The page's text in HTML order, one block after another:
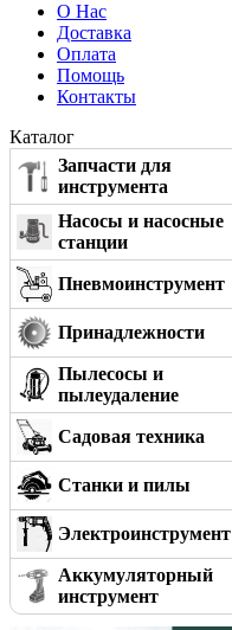
О Нас
Доставка
Оплата
Помощь
Контакты
Каталог
Запчасти для
инструмента
Насосы и насосные
станции
Пневмоинструмент
Принадлежности
Пылесосы и
пылеудаление
Садовая техника
Станки и пилы
Электроинструмент
Аккумуляторный
инструмент